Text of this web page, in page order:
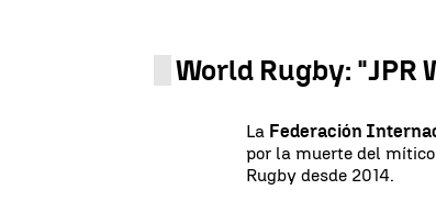
World Rugby:
La Federación
por la muerte del
Rugby desde 2014.